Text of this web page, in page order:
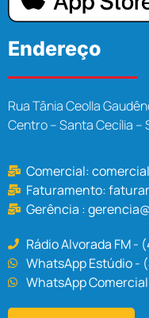
Endereço
Rua Tânia Ceolla
Centro – Santa Cecília –
Comercial:
Faturamento:
Gerência :
Rádio Alvorada FM -
WhatsApp Estúdio -
WhatsApp